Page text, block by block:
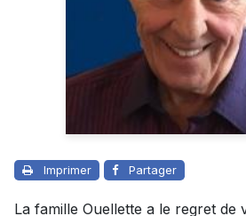
Imprimer Partager
La famille Ouellette a le regret de